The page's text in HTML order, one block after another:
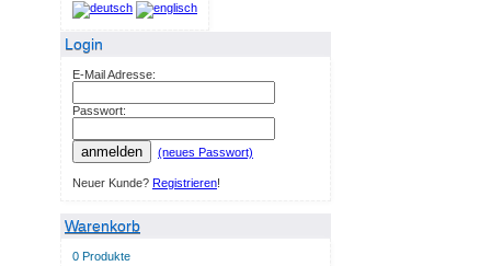
Login
E-Mail Adresse:
Passwort:
anmelden (neues Passwort)
Neuer Kunde? Registrieren!
Warenkorb
0 Produkte